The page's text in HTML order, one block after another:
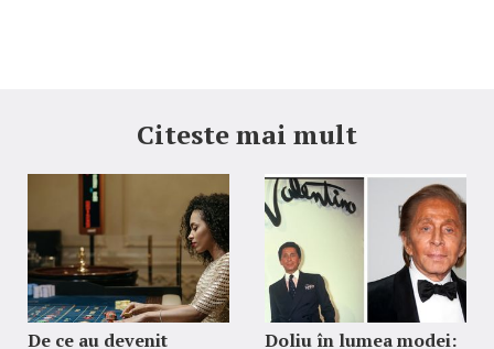
Citeste mai mult
De ce au devenit Doliu în lumea modei: